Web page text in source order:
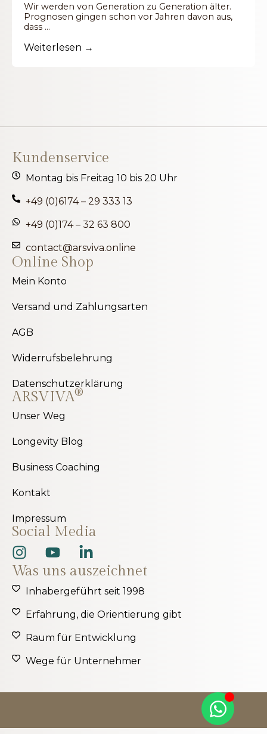
Wir werden von Generation zu Generation älter.
Prognosen gingen schon vor Jahren davon aus,
dass …
Weiterlesen →
Kundenservice
Montag bis Freitag 10 bis 20 Uhr
+49 (0)6174 – 29 333 13
+49 (0)174 – 32 63 800
contact@arsviva.online
Online Shop
Mein Konto
Versand und Zahlungsarten
AGB
Widerrufsbelehrung
Datenschutzerklärung
ARSVIVA®
Unser Weg
Longevity Blog
Business Coaching
Kontakt
Impressum
Social Media
Was uns auszeichnet
Inhabergeführt seit 1998
Erfahrung, die Orientierung gibt
Raum für Entwicklung
Wege für Unternehmer